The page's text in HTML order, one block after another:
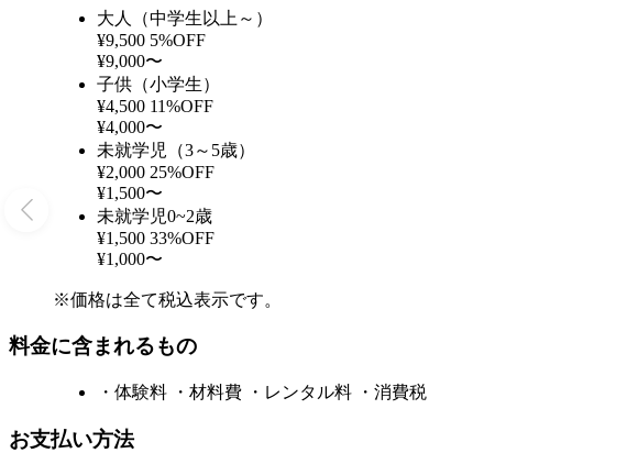
大人（中学生以上～）
¥9,500 5%OFF
¥9,000〜
子供（小学生）
¥4,500 11%OFF
¥4,000〜
未就学児（3～5歳）
¥2,000 25%OFF
¥1,500〜
未就学児0~2歳
¥1,500 33%OFF
¥1,000〜
※価格は全て税込表示です。
料金に含まれるもの
・体験料 ・材料費 ・レンタル料 ・消費税
お支払い方法